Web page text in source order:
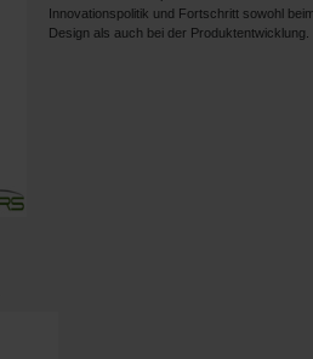
Innovationspolitik und Fortschritt sowohl beim
Design als auch bei der Produktentwicklung.